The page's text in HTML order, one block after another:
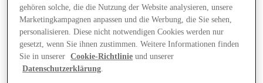
gehören solche, die die Nutzung der Website analysieren, unsere
Marketingkampagnen anpassen und die Werbung, die Sie sehen,
personalisieren. Diese nicht notwendigen Cookies werden nur
gesetzt, wenn Sie ihnen zustimmen. Weitere Informationen finden
Sie in unserer
Cookie-Richtlinie und unserer
Datenschutzerklärung.